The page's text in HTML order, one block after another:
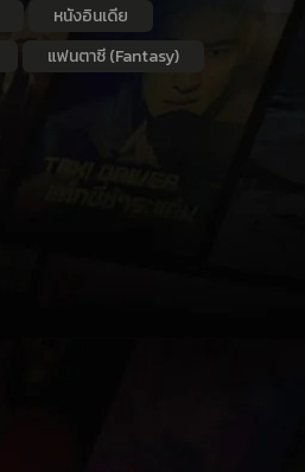
หนังอินเดีย
แฟนตาซี (Fantasy)